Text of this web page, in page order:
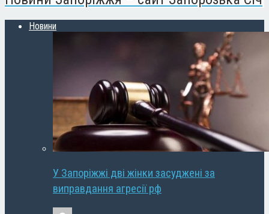
Новини
У Запоріжжі дві жінки засуджені за
виправдання агресії рф